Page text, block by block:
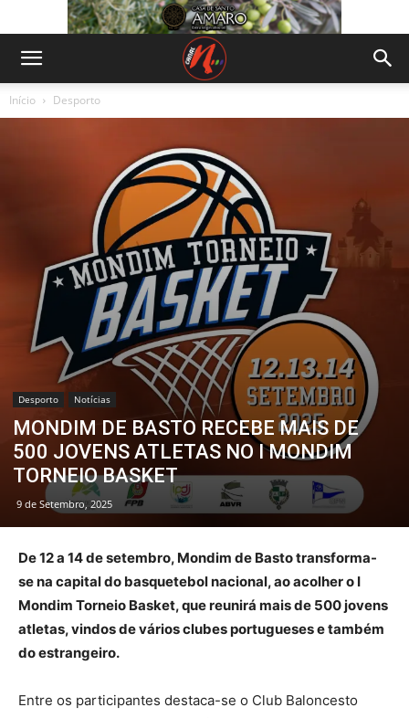
Início Desporto
Desporto Notícias
MONDIM DE BASTO RECEBE MAIS DE
500 JOVENS ATLETAS NO I MONDIM
TORNEIO BASKET
9 de Setembro, 2025
De 12 a 14 de setembro, Mondim de Basto transforma-
se na capital do basquetebol nacional, ao acolher o I
Mondim Torneio Basket, que reunirá mais de 500 jovens
atletas, vindos de vários clubes portugueses e também
do estrangeiro.
Entre os participantes destaca-se o Club Baloncesto